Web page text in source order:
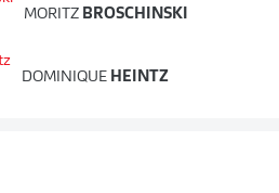
MORITZ BROSCHINSKI
DOMINIQUE HEINTZ